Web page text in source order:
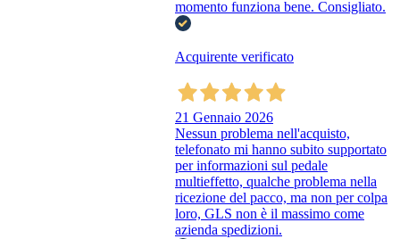
momento funziona bene. Consigliato.
Acquirente verificato
21 Gennaio 2026
Nessun problema nell'acquisto,
telefonato mi hanno subito supportato
per informazioni sul pedale
multieffetto, qualche problema nella
ricezione del pacco, ma non per colpa
loro, GLS non è il massimo come
azienda spedizioni.